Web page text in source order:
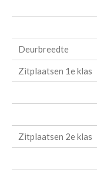
Deurbreedte
Zitplaatsen 1e klas
Zitplaatsen 2e klas